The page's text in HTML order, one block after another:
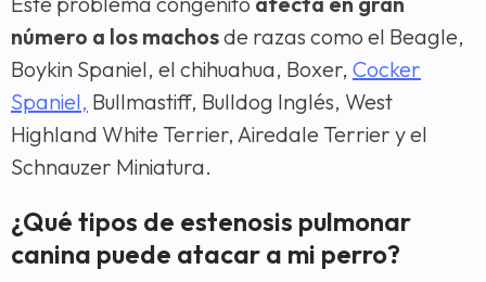
número a los machosde razas como el Beagle,
Boykin Spaniel, el chihuahua, Boxer, Cocker
Spaniel, Bullmastiff, Bulldog Inglés, West
Highland White Terrier, Airedale Terrier y el
Schnauzer Miniatura.
¿Qué tipos de estenosis pulmonar
canina puede atacar a mi perro?